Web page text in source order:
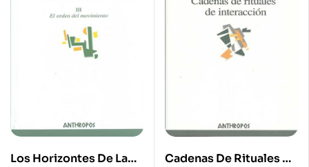
Los Horizontes De La
Cadenas De Rituales De